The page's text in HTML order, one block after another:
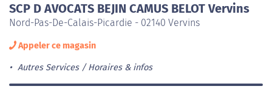
SCP D AVOCATS BEJIN CAMUS BELOT Vervins
Nord-Pas-De-Calais-Picardie - 02140 Vervins
Appeler ce magasin
Autres Services Horaires & infos